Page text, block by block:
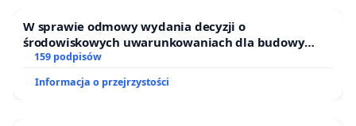
W sprawie odmowy wydania decyzji o
środowiskowych uwarunkowaniach dla budowy
zakładu wytwarzania biometanu „Krynki” w
Puszczy Knyszyńskiej
159 podpisów
Informacja o przejrzystości